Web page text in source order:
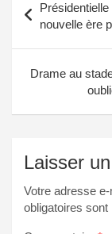
de
l’article
nouvelle ère
Drame au
Laisser
Votre adresse
obligatoires sont